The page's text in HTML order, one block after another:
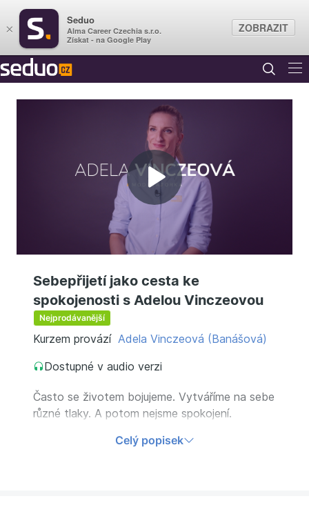
Přehrát
video
Sebepřijetí jako cesta ke
spokojenosti s Adelou Vinczeovou
Nejprodávanější
Kurzem provází Adela Vinczeová (Banášová)
Dostupné v audio verzi
Často se životem bojujeme. Vytváříme na sebe
různé tlaky. A potom nejsme spokojení.
moderátorky a jejími nástroji, které ji pomáhají
Celý popisek
×
Seduo
Alma Career Czechia s.r.o.
Získat - na Google Play
ZOBRAZIT